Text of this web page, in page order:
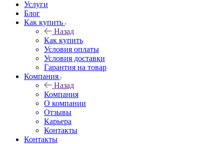
Услуги
Блог
Как купить
Назад
Как купить
Условия оплаты
Условия доставки
Гарантия на товар
Компания
Назад
Компания
О компании
Отзывы
Карьера
Контакты
Контакты